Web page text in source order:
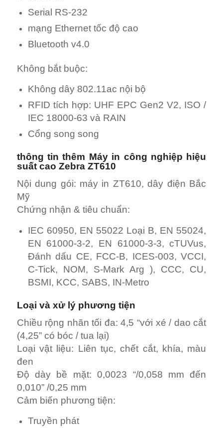
Serial RS-232
mạng Ethernet tốc độ cao
Bluetooth v4.0
Không bắt buộc:
Không dây 802.11ac nội bộ
RFID tích hợp: UHF EPC Gen2 V2, ISO /
IEC 18000-63 và RAIN
Cổng song song
thông tin thêm Máy in công nghiệp hiệu
suất cao Zebra ZT610
Nội dung gói: máy in ZT610, dây điện Bắc
Mỹ
Chứng nhận & tiêu chuẩn:
IEC 60950, EN 55022 Loại B, EN 55024,
EN 61000-3-2, EN 61000-3-3, cTUVus,
Đánh dấu CE, FCC-B, ICES-003, VCCI,
C-Tick, NOM, S-Mark Arg ), CCC, CU,
BSMI, KCC, SABS, IN-Metro
Loại và xử lý phương tiện
Chiều rộng nhãn tối đa: 4,5 “với xé / dao cắt
(4,25” có bóc / tua lại)
Loại vật liệu: Liên tục, chết cắt, khía, màu
đen
Độ dày bề mặt: 0,0023 “/0,058 mm đến
0,010” /0,25 mm
Cảm biến phương tiện:
Truyền phát